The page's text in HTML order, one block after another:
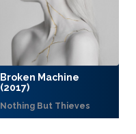
Broken Machine
(2017)
Nothing But Thieves